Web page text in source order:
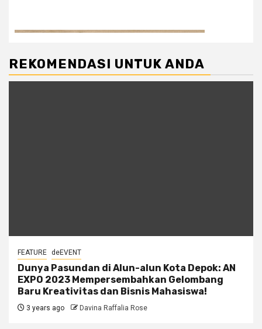
REKOMENDASI UNTUK ANDA
FEATURE deEVENT
Dunya Pasundan di Alun-alun Kota Depok: AN
EXPO 2023 Mempersembahkan Gelombang
Baru Kreativitas dan Bisnis Mahasiswa!
3 years ago Davina Raffalia Rose